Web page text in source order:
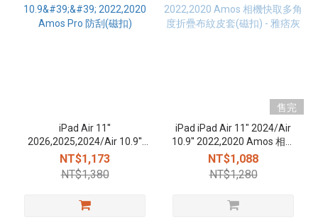
iPad Air 11''
2026,2025,2024/Air 10.9''
2022,2020 Amos Pro 防刮
(磁扣)
NT$1,173
NT$1,380
售完
iPad iPad Air 11" 2024/Air
10.9'' 2022,2020 Amos 相機
快取多角度折疊布紋皮套(磁
扣) - 雅痞灰
NT$1,088
NT$1,280